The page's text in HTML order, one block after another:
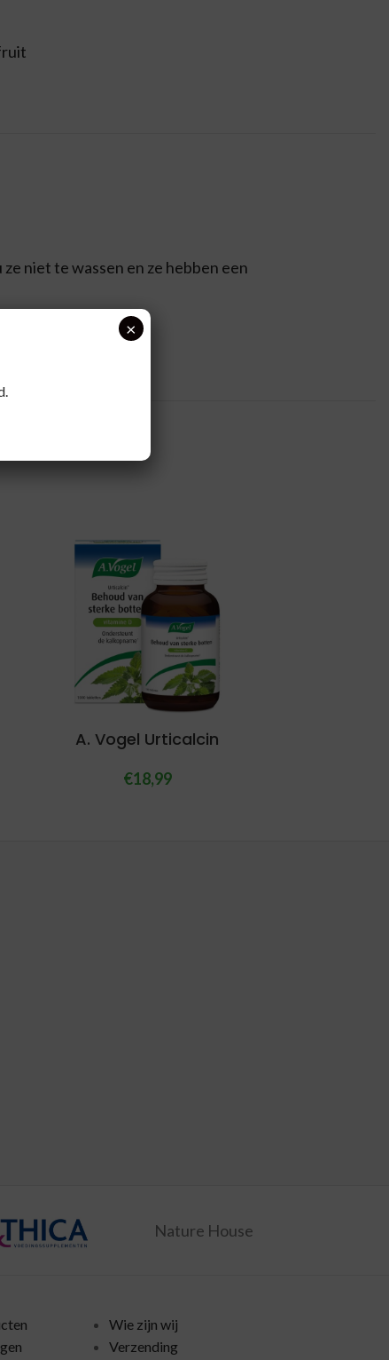
niet te wassen en ze hebben een
A. Vogel Urticalcin
€18,99
Nature House
Wie zijn wij
Verzending
×